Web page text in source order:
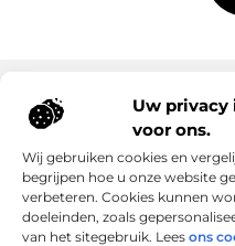
Uw
voor ons.
Wij gebruiken cookies en
begrijpen hoe u onze website
verbeteren. Cookies kunnen
doeleinden, zoals
van het sitegebruik. Lees ons
Onze informatie